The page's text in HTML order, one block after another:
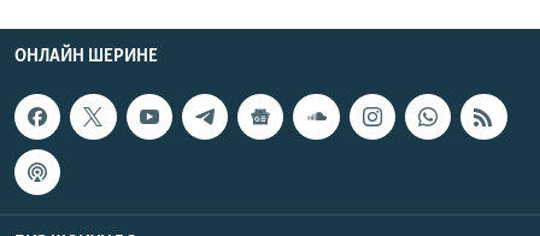
ОНЛАЙН ШЕРИНЕ